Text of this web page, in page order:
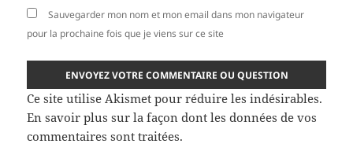
Sauvegarder mon nom et mon email dans mon navigateur
pour la prochaine fois que je viens sur ce site
Ce site utilise Akismet pour réduire les indésirables.
En savoir plus sur la façon dont les données de vos
commentaires sont traitées.